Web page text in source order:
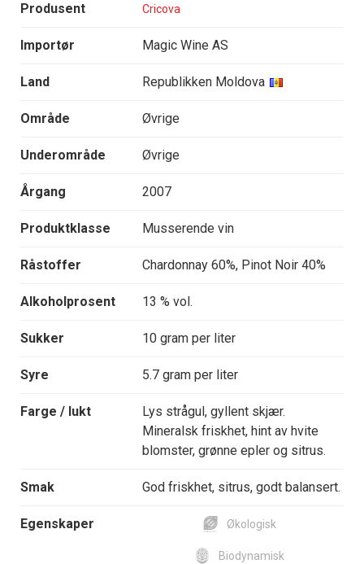
Produsent Cricova
Importør Magic Wine AS
Land Republikken Moldova
Område Øvrige
Underområde Øvrige
Årgang 2007
Produktklasse Musserende vin
Råstoffer Chardonnay 60%, Pinot Noir 40%
Alkoholprosent 13 % vol.
Sukker 10 gram per liter
Syre 5.7 gram per liter
Farge / lukt
Lys strågul, gyllent skjær.
Mineralsk friskhet, hint av hvite
blomster, grønne epler og sitrus.
Smak God friskhet, sitrus, godt balansert.
Egenskaper Økologisk
Biodynamisk